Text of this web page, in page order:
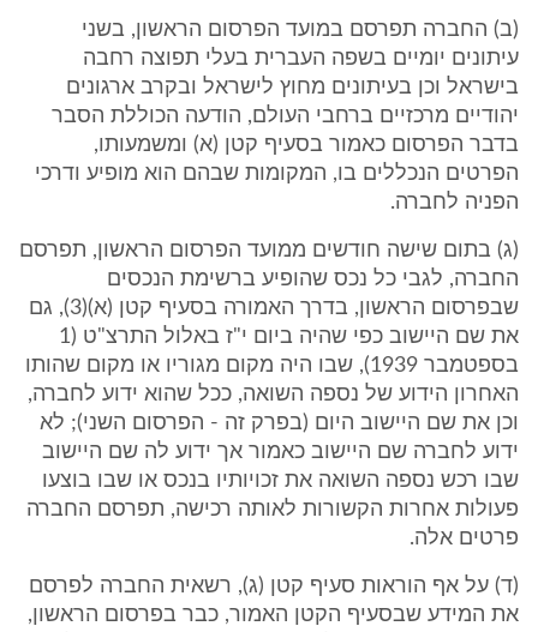
(ב) החברה תפרסם במועד הפרסום הראשון, בשני
עיתונים יומיים בשפה העברית בעלי תפוצה רחבה
בישראל וכן בעיתונים מחוץ לישראל ובקרב ארגונים
יהודיים מרכזיים ברחבי העולם, הודעה הכוללת הסבר
בדבר הפרסום כאמור בסעיף קטן (א) ומשמעותו,
הפרטים הנכללים בו, המקומות שבהם הוא מופיע ודרכי
הפניה לחברה.
(ג) בתום שישה חודשים ממועד הפרסום הראשון, תפרסם
החברה, לגבי כל נכס שהופיע ברשימת הנכסים
שבפרסום הראשון, בדרך האמורה בסעיף קטן (א)(3), גם
את שם היישוב כפי שהיה ביום י"ז באלול התרצ"ט (1
בספטמבר 1939), שבו היה מקום מגוריו או מקום שהותו
האחרון הידוע של נספה השואה, ככל שהוא ידוע לחברה,
וכן את שם היישוב היום (בפרק זה - הפרסום השני); לא
ידוע לחברה שם היישוב כאמור אך ידוע לה שם היישוב
שבו רכש נספה השואה את זכויותיו בנכס או שבו בוצעו
פעולות אחרות הקשורות לאותה רכישה, תפרסם החברה
פרטים אלה.
(ד) על אף הוראות סעיף קטן (ג), רשאית החברה לפרסם
את המידע שבסעיף הקטן האמור, כבר בפרסום הראשון,